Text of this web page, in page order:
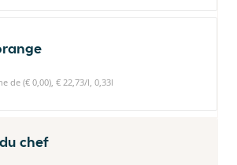
de (€ 0,00), € 22,73/l, 0,33l
chef